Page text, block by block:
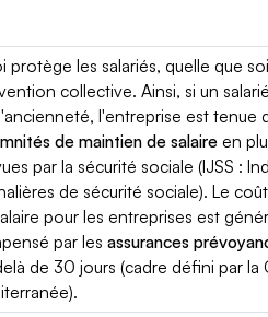
protège les salariés, quelle que
collective. Ainsi, si un
l'entreprise est tenue
de maintien de salaire en
par la sécurité sociale (IJSS :
de sécurité sociale). Le
pour les entreprises est
par lesassurances
de 30 jours (cadre défini par la